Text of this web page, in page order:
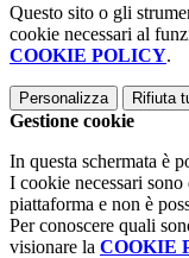
Questo sito o gli
cookie necessari al
COOKIE POLICY.
Personalizza Rifiuta
Gestione cookie
In questa schermata è
I cookie necessari
piattaforma e non è
Per conoscere quali
visionare la COOKIE